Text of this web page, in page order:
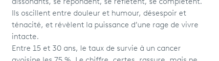
dissonants, se répondent, se reflètent, se complètent.
Ils oscillent entre douleur et humour, désespoir et
ténacité, et révèlent la puissance d’une rage de vivre
intacte.
Entre 15 et 30 ans, le taux de survie à un cancer